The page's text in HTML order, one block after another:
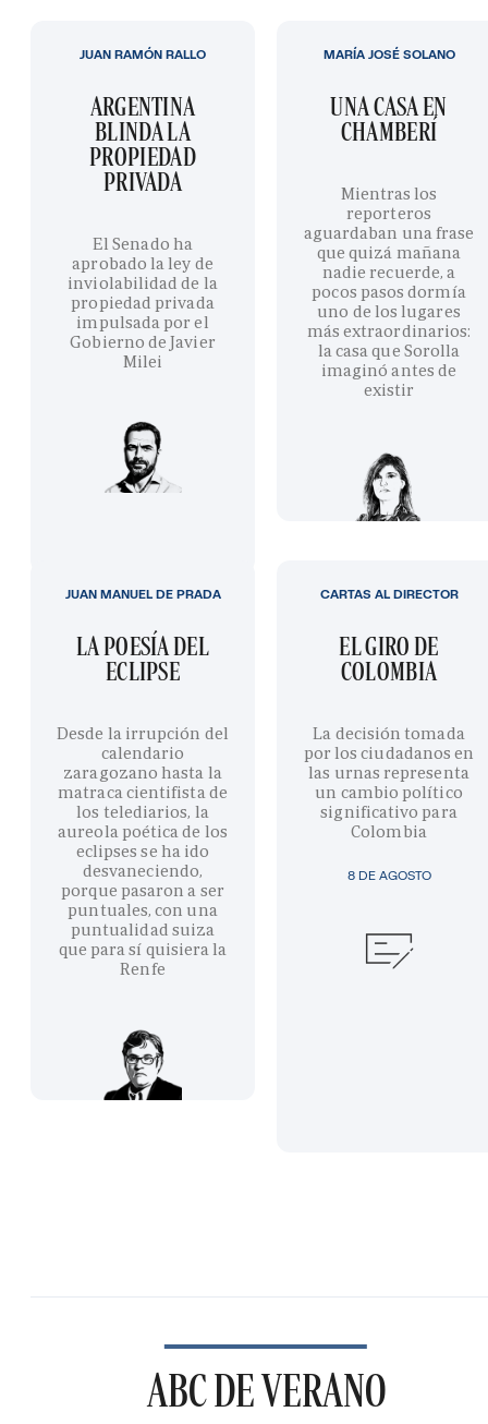
ARGENTINA
BLINDA LA
PROPIEDAD
PRIVADA
El Senado ha
aprobado la ley de
inviolabilidad de la
propiedad privada
impulsada por el
Gobierno de Javier
Milei
JUAN RAMÓN RALLO
UNA CASA EN
CHAMBERÍ
Mientras los
reporteros
aguardaban una frase
que quizá mañana
nadie recuerde, a
pocos pasos dormía
uno de los lugares
más extraordinarios:
la casa que Sorolla
imaginó antes de
existir
MARÍA JOSÉ SOLANO
LA POESÍA DEL
ECLIPSE
Desde la irrupción del
calendario
zaragozano hasta la
matraca cientifista de
los telediarios, la
aureola poética de los
eclipses se ha ido
desvaneciendo,
porque pasaron a ser
puntuales, con una
puntualidad suiza
que para sí quisiera la
Renfe
JUAN MANUEL DE PRADA
8 DE AGOSTO
EL GIRO DE
COLOMBIA
La decisión tomada
por los ciudadanos en
las urnas representa
un cambio político
significativo para
Colombia
CARTAS AL DIRECTOR
ABC DE VERANO